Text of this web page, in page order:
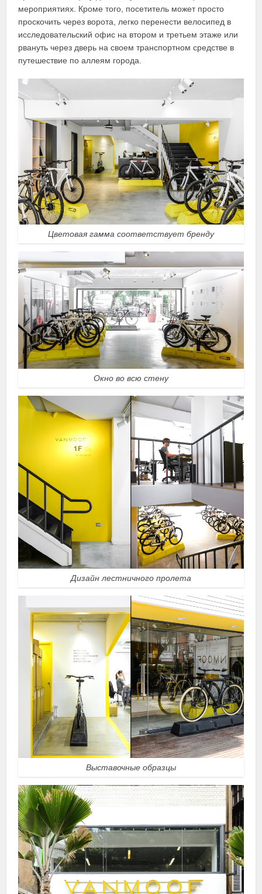
мероприятиях. Кроме того, посетитель может просто
проскочить через ворота, легко перенести велосипед в
исследовательский офис на втором и третьем этаже или
рвануть через дверь на своем транспортном средстве в
путешествие по аллеям города.
Цветовая гамма соответствует бренду
Окно во всю стену
Дизайн лестничного пролета
Выставочные образцы